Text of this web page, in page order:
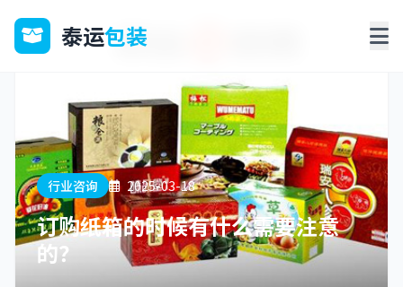
泰运包装
行业咨询 2025-03-18
订购纸箱的时候有什么需要注意
的？